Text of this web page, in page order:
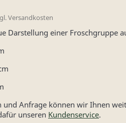
Versandkosten
Darstellung einer Froschgruppe
und Anfrage können wir Ihnen
unseren Kundenservice.